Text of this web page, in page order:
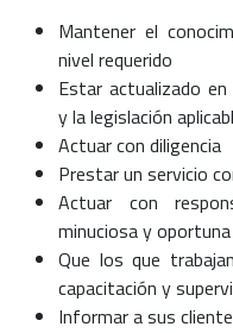
Mantener el
nivel requerido
Estar actualizado
y la legislación
Actuar con diligencia
Prestar un servicio
Actuar con
minuciosa y oportuna
Que los que
capacitación y
Informar a sus